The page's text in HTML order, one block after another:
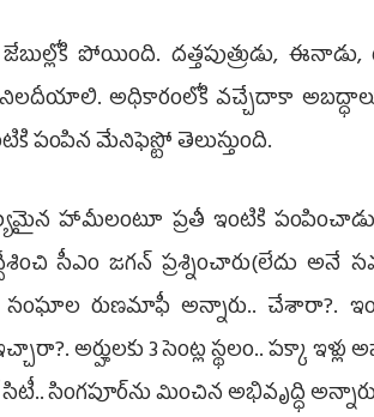
పోయింది. దత్తపుత్రుడు, ఈనాడు,
నిలదీయాలి. అధికారంలోకి వచ్చేదాకా
పంపిన మేనిఫెస్టో తెలుస్తుంది.
హామీలంటూ ప్రతీ ఇంటికి
సీఎం జగన్‌ ప్రశ్నించారు(లేదు
రుణమాఫీ అన్నారు.. చేశారా?.
అర్హులకు 3 సెంట్ల స్థలం.. పక్కా ఇళ్లు
సింగపూర్‌ను మించిన అభివృద్ధి